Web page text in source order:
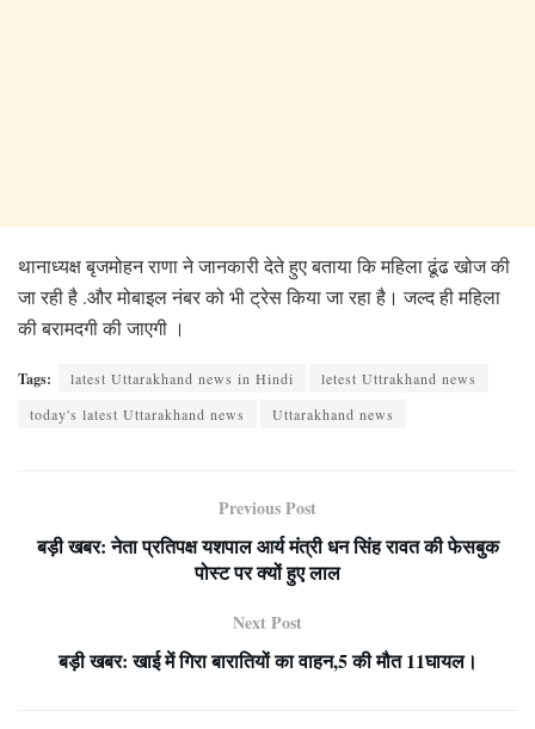
थानाध्यक्ष बृजमोहन राणा ने जानकारी देते हुए बताया कि महिला ढूंढ खोज की
जा रही है .और मोबाइल नंबर को भी ट्रेस किया जा रहा है। जल्द ही महिला
की बरामदगी की जाएगी ।
Tags: latest Uttarakhand news in Hindi
letest Uttrakhand news
today's latest Uttarakhand news
Uttarakhand news
Previous Post
बड़ी खबर: नेता प्रतिपक्ष यशपाल आर्य मंत्री धन सिंह रावत की फेसबुक
पोस्ट पर क्यों हुए लाल
Next Post
बड़ी खबर: खाई में गिरा बारातियों का वाहन,5 की मौत 11घायल।